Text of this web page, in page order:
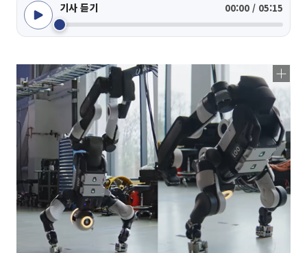
기사 듣기 00:00 / 05:15